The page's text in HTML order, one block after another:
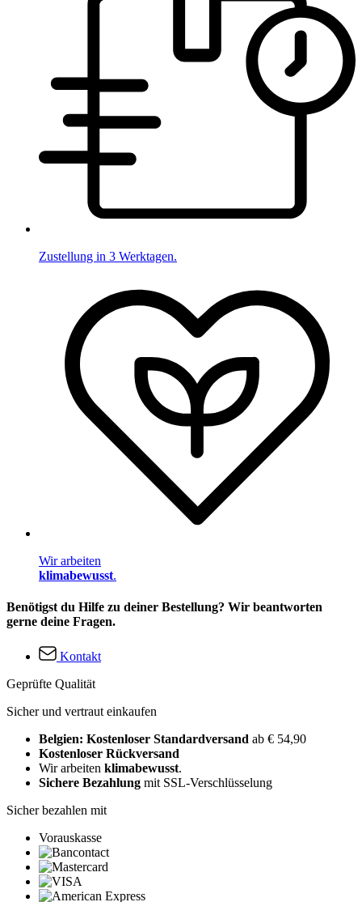
Zustellung in 3 Werktagen.
Wir arbeiten
klimabewusst.
Benötigst du Hilfe zu deiner Bestellung? Wir beantworten
gerne deine Fragen.
Kontakt
Geprüfte Qualität
Sicher und vertraut einkaufen
Belgien: Kostenloser Standardversand ab € 54,90
Kostenloser Rückversand
Wir arbeiten klimabewusst.
Sichere Bezahlung mit SSL-Verschlüsselung
Sicher bezahlen mit
Vorauskasse